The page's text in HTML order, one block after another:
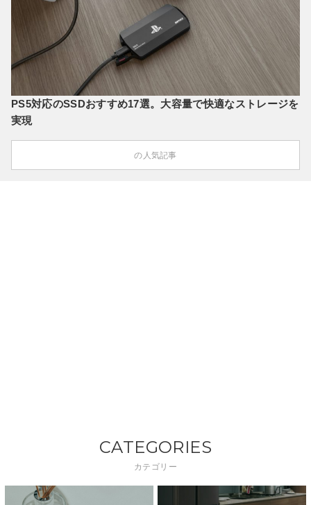
PS5対応のSSDおすすめ17選。大容量で快適なストレージを
実現
の人気記事
CATEGORIES
カテゴリー